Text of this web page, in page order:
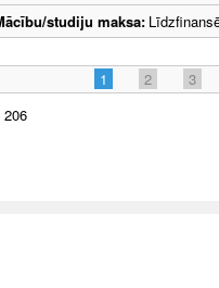
studiju maksa:
1 2 3